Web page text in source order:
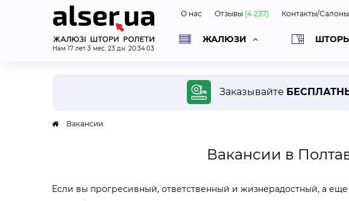
Нам 17 лет 3 мес. 23 дн. 20:34:04
О нас Отзывы (4 237) Контакты/Салоны
ЖАЛЮЗИ
Заказывайте
Вакансии
Вакансии в
Если вы прогресивный, ответственный и жизнерадостный, а
ОДИН
Бесплатная
Специалист компании